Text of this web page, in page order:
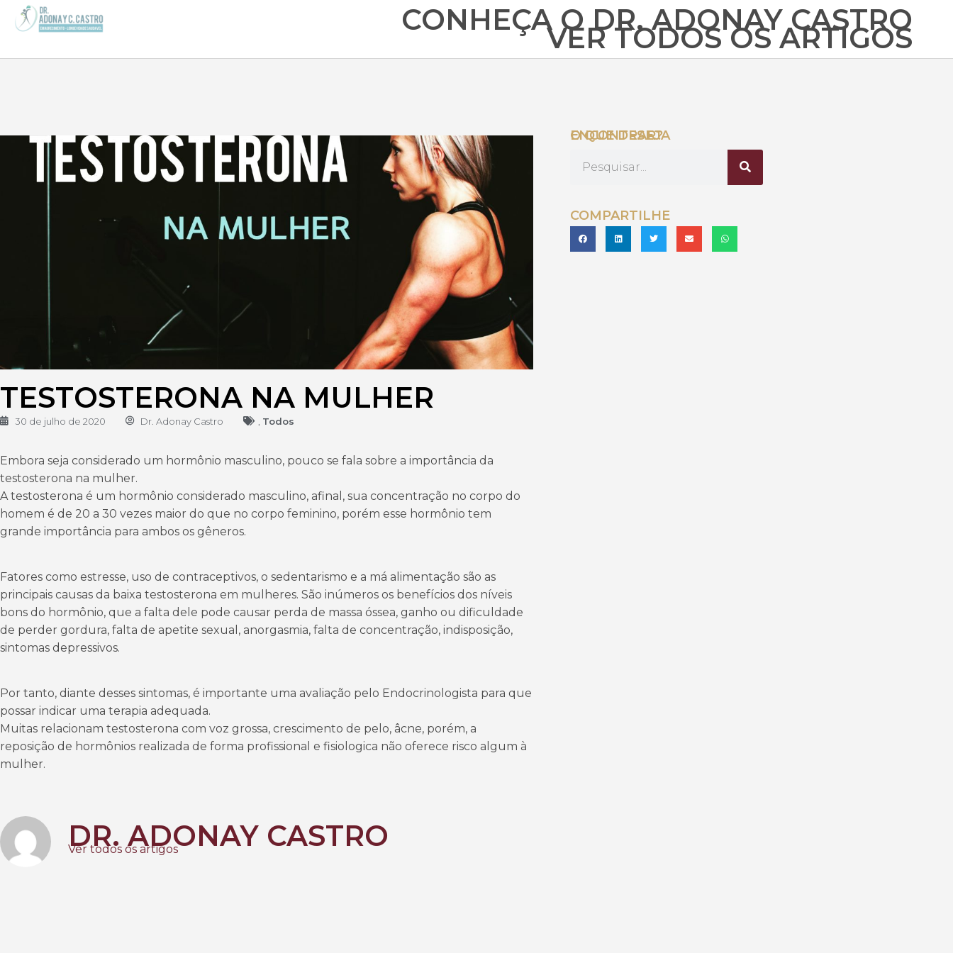
CONHEÇA O DR. ADONAY CASTRO
VER TODOS OS ARTIGOS
TESTOSTERONA NA MULHER
30 de julho de 2020 Dr. Adonay Castro Todos
Embora seja considerado um hormônio masculino, pouco se fala sobre a importância da
testosterona na mulher.
A testosterona é um hormônio considerado masculino, afinal, sua concentração no corpo do
homem é de 20 a 30 vezes maior do que no corpo feminino, porém esse hormônio tem
grande importância para ambos os gêneros.
Fatores como estresse, uso de contraceptivos, o sedentarismo e a má alimentação são as
principais causas da baixa testosterona em mulheres. São inúmeros os benefícios dos níveis
bons do hormônio, que a falta dele pode causar perda de massa óssea, ganho ou dificuldade
de perder gordura, falta de apetite sexual, anorgasmia, falta de concentração, indisposição,
sintomas depressivos.
Por tanto, diante desses sintomas, é importante uma avaliação pelo Endocrinologista para que
possar indicar uma terapia adequada.
Muitas relacionam testosterona com voz grossa, crescimento de pelo, âcne, porém, a
reposição de hormônios realizada de forma profissional e fisiologica não oferece risco algum à
mulher.
DR. ADONAY CASTRO
Ver todos os artigos
O QUE DESEJA ENCONTRAR?
COMPARTILHE